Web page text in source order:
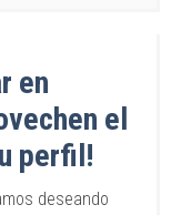
en
el
perfil!
deseando